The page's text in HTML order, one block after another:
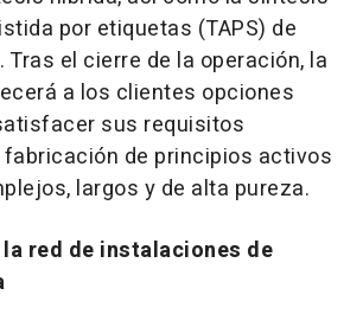
por etiquetas (TAPS) de
Tras el cierre de la operación, la
a los clientes opciones
sus requisitos
de principios activos
largos y de alta pureza.
red de instalaciones de